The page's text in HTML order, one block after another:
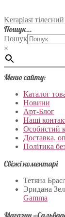
Keraplast
Пошук…
Пошук
×
Меню сайту:
Каталог
Новини
Арт-Блог
Наші
Особистий
Доставка,
Політика
Свіжі коментарі
Тетяна
Эридана
Gamma